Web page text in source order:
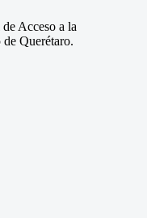
Acceso a la
Querétaro.